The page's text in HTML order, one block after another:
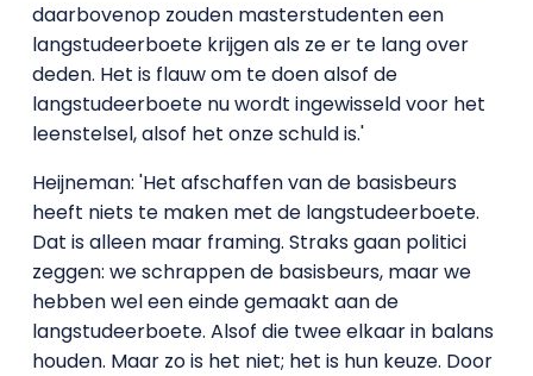
daarbovenop zouden masterstudenten een
langstudeerboete krijgen als ze er te lang over
deden. Het is flauw om te doen alsof de
langstudeerboete nu wordt ingewisseld voor het
leenstelsel, alsof het onze schuld is.'
Heijneman: 'Het afschaffen van de basisbeurs
heeft niets te maken met de langstudeerboete.
Dat is alleen maar framing. Straks gaan politici
zeggen: we schrappen de basisbeurs, maar we
hebben wel een einde gemaakt aan de
langstudeerboete. Alsof die twee elkaar in balans
houden. Maar zo is het niet; het is hun keuze. Door